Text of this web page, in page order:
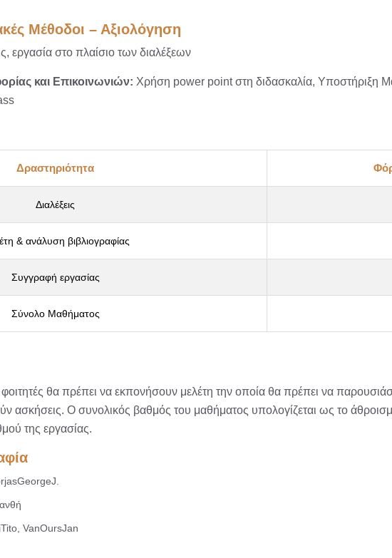
Μέθοδοι – Αξιολόγηση
εργασία στο πλαίσιο των διαλέξεων
και Επικοινωνιών: Χρήση power point στη διδασκαλία, Υποστήριξη
Δραστηριότητα
Διαλέξεις
& ανάλυση βιβλιογραφίας
Συγγραφή εργασίας
Σύνολο Μαθήματος
φοιτητές θα πρέπει να εκπονήσουν μελέτη την οποία θα πρέπει να
ασκήσεις. Ο συνολικός βαθμός του μαθήματος υπολογίζεται ως το
της εργασίας.
VanOursJan